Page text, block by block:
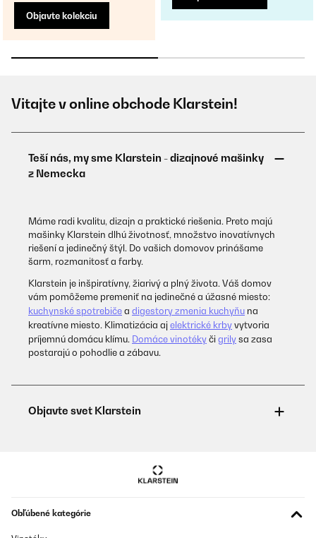
Objavte kolekciu
Vitajte v online obchode Klarstein!
Máme radi kvalitu, dizajn a praktické riešenia. Preto majú
mašinky Klarstein dlhú životnosť, množstvo inovatívnych
riešení a jedinečný štýl. Do vašich domovov prinášame
šarm, rozmanitosť a farby.
Klarstein je inšpiratívny, žiarivý a plný života. Váš domov
vám pomôžeme premeniť na jedinečné a úžasné miesto:
kuchynské spotrebičea digestory zmenia kuchyňu na
kreatívne miesto. Klimatizácia aj elektrické krbyvytvoria
príjemnú domácu klímu. Domáce vinotékyči grilysa zasa
postarajú o pohodlie a zábavu.
Obľúbené kategórie